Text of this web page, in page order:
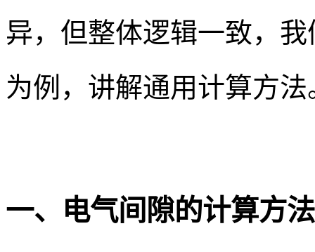
异，但整体逻辑一致，
为例，讲解通用计算方法
一、电气间隙的计算方法